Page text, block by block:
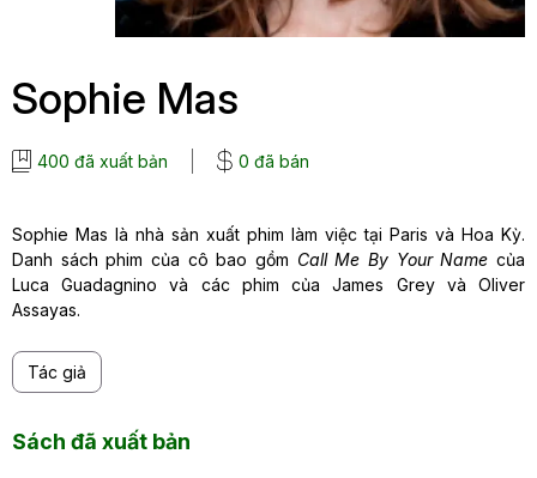
Sophie Mas
400 đã xuất bản 0 đã bán
Sophie Mas là nhà sản xuất phim làm việc tại Paris và Hoa Kỳ.
Danh sách phim của cô bao gồm Call Me By Your Name của
Luca Guadagnino và các phim của James Grey và Oliver
Assayas.
Tác giả
Sách đã xuất bản